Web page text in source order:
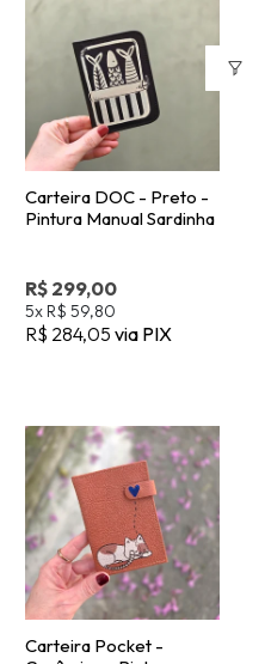
Carteira DOC - Preto -
Pintura Manual Sardinha
R$ 299,00
5xR$ 59,80
R$ 284,05via PIX
Carteira Pocket -
Cerâmica - Pintura
Manual
R$ 268,00
5xR$ 53,60
R$ 254,60via PIX